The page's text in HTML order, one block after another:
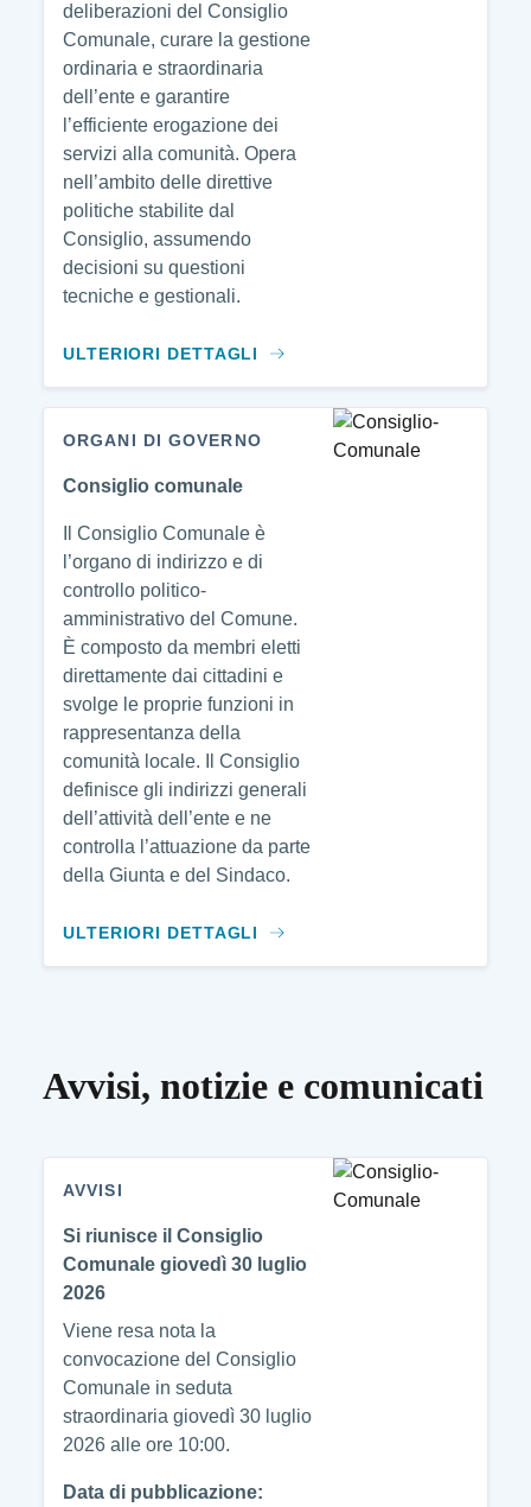
deliberazioni del Consiglio
Comunale, curare la gestione
ordinaria e straordinaria
dell’ente e garantire
l’efficiente erogazione dei
servizi alla comunità. Opera
nell’ambito delle direttive
politiche stabilite dal
Consiglio, assumendo
decisioni su questioni
tecniche e gestionali.
ULTERIORI DETTAGLI
ORGANI DI GOVERNO
Consiglio comunale
Il Consiglio Comunale è
l’organo di indirizzo e di
controllo politico-
amministrativo del Comune.
È composto da membri eletti
direttamente dai cittadini e
svolge le proprie funzioni in
rappresentanza della
comunità locale. Il Consiglio
definisce gli indirizzi generali
dell’attività dell’ente e ne
controlla l’attuazione da parte
della Giunta e del Sindaco.
ULTERIORI DETTAGLI
Avvisi, notizie e comunicati
AVVISI
Si riunisce il Consiglio
Comunale giovedì 30 luglio
2026
Viene resa nota la
convocazione del Consiglio
Comunale in seduta
straordinaria giovedì 30 luglio
2026 alle ore 10:00.
Data di pubblicazione: